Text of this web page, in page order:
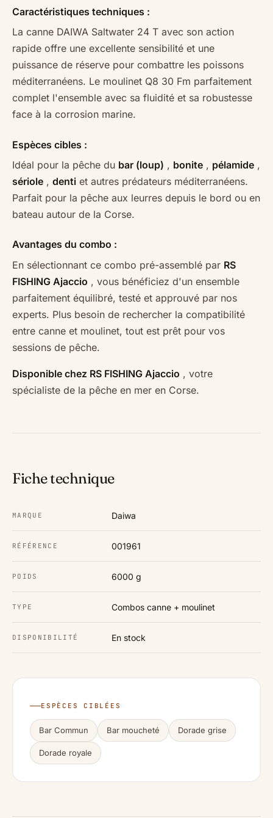
Caractéristiques techniques :
La canne DAIWA Saltwater 24 T avec son action
rapide offre une excellente sensibilité et une
puissance de réserve pour combattre les poissons
méditerranéens. Le moulinet Q8 30 Fm parfaitement
complet l'ensemble avec sa fluidité et sa robustesse
face à la corrosion marine.
Espèces cibles :
Idéal pour la pêche du bar (loup) , bonite , pélamide ,
sériole , denti et autres prédateurs méditerranéens.
Parfait pour la pêche aux leurres depuis le bord ou en
bateau autour de la Corse.
Avantages du combo :
En sélectionnant ce combo pré-assemblé par RS
FISHING Ajaccio , vous bénéficiez d'un ensemble
parfaitement équilibré, testé et approuvé par nos
experts. Plus besoin de rechercher la compatibilité
entre canne et moulinet, tout est prêt pour vos
sessions de pêche.
Disponible chez RS FISHING Ajaccio , votre
spécialiste de la pêche en mer en Corse.
Fiche technique
MARQUE Daiwa
RÉFÉRENCE 001961
POIDS 6000 g
TYPE Combos canne + moulinet
DISPONIBILITÉ En stock
ESPÈCES CIBLÉES
Bar Commun Bar moucheté Dorade grise
Dorade royale